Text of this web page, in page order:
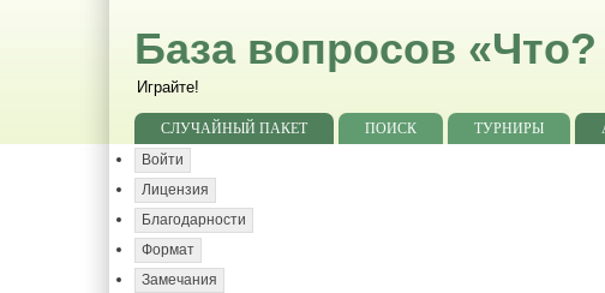
База вопросов
Играйте!
СЛУЧАЙНЫЙ ПАКЕТ ПОИСК ТУРНИРЫ
Войти
Лицензия
Благодарности
Формат
Замечания